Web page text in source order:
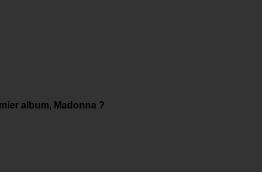
album, Madonna ?